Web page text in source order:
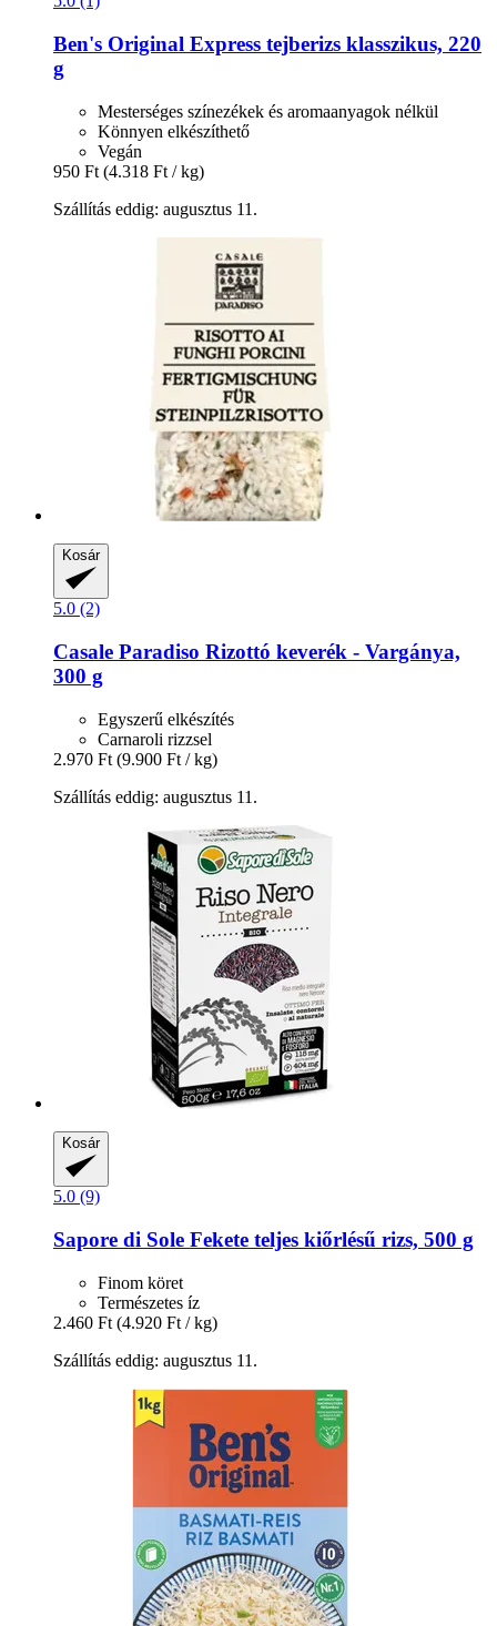
Ben's Original Express tejberizs klasszikus, 220
g
Mesterséges színezékek és aromaanyagok nélkül
Könnyen elkészíthető
Vegán
950 Ft (4.318 Ft / kg)
Szállítás eddig: augusztus 11.
Kosár
5.0 (2)
Casale Paradiso Rizottó keverék -​ Vargánya,
300 g
Egyszerű elkészítés
Carnaroli rizzsel
2.970 Ft (9.900 Ft / kg)
Szállítás eddig: augusztus 11.
Kosár
5.0 (9)
Sapore di Sole Fekete teljes kiőrlésű rizs, 500 g
Finom köret
Természetes íz
2.460 Ft (4.920 Ft / kg)
Szállítás eddig: augusztus 11.